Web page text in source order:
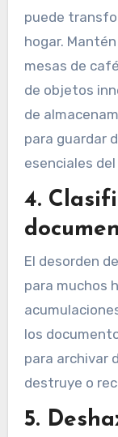
puede
hogar.
mesas de
de objetos
de
para guardar
esenciales del
4.
El desorden
para muchos
los
para archivar
destruye o
5.